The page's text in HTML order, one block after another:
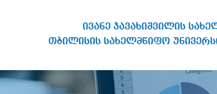
ივანე ჯავახიშვილის
თბილისის სახელმწიფო